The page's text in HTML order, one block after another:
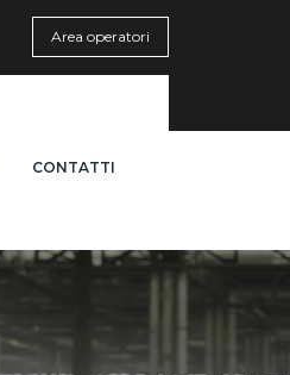
Area operatori
CONTATTI